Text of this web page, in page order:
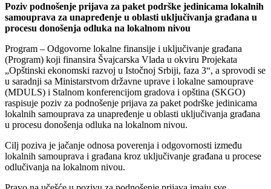
Poziv podnošenje prijava za paket podrške jedinicama lokalnih
samouprava za unapređenje u oblasti uključivanja građana u
procesu donošenja odluka na lokalnom nivou
Program – Odgovorne lokalne finansije i uključivanje građana
(Program) koji finansira Švajcarska Vlada u okviru Projekata
„Opštinski ekonomski razvoj u Istočnoj Srbiji, faza 3“, a sprovodi se
u saradnji sa Ministarstvom državne uprave i lokalne samouprave
(MDULS) i Stalnom konferencijom gradova i opština (SKGO)
raspisuje poziv za podnošenje prijava za paket podrške jedinicama
lokalnih samouprava za unapređenje u oblasti uključivanja građana
u procesu donošenja odluka na lokalnom nivou.
Cilj poziva je jačanje odnosa poverenja i odgovornosti između
lokalnih samouprava i građana kroz uključivanje građana u procese
odlučivanja na lokalnom nivou.